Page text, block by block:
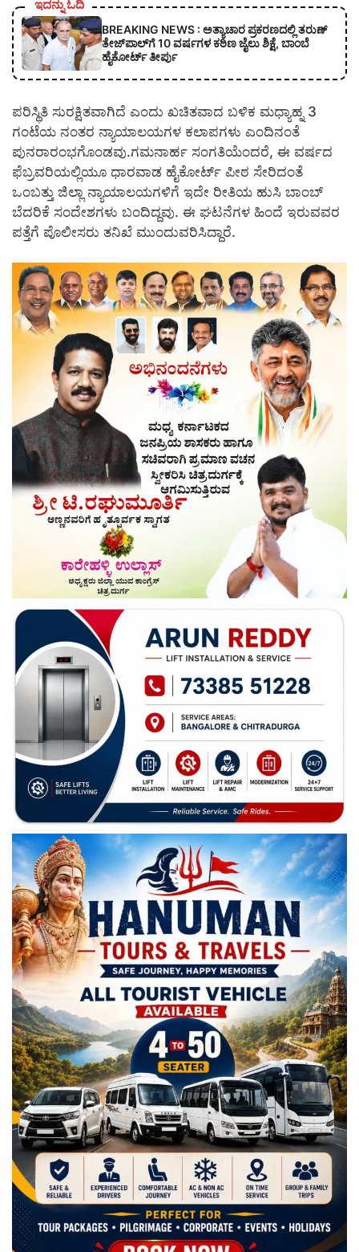
ಇದನ್ನು ಓದಿ
BREAKING NEWS : ಅತ್ಯಾಚಾರ ಪ್ರಕರಣದಲ್ಲಿ ತರುಣ್
ತೇಜ್‌ಪಾಲ್‌ಗೆ 10 ವರ್ಷಗಳ ಕಠಿಣ ಜೈಲು ಶಿಕ್ಷೆ, ಬಾಂಬೆ
ಹೈಕೋರ್ಟ್ ತೀರ್ಪು
ಪರಿಸ್ಥಿತಿ ಸುರಕ್ಷಿತವಾಗಿದೆ ಎಂದು ಖಚಿತವಾದ ಬಳಿಕ ಮಧ್ಯಾಹ್ನ 3
ಗಂಟೆಯ ನಂತರ ನ್ಯಾಯಾಲಯಗಳ ಕಲಾಪಗಳು ಎಂದಿನಂತೆ
ಪುನರಾರಂಭಗೊಂಡವು.ಗಮನಾರ್ಹ ಸಂಗತಿಯೆಂದರೆ, ಈ ವರ್ಷದ
ಫೆಬ್ರವರಿಯಲ್ಲಿಯೂ ಧಾರವಾಡ ಹೈಕೋರ್ಟ್ ಪೀಠ ಸೇರಿದಂತೆ
ಒಂಬತ್ತು ಜಿಲ್ಲಾ ನ್ಯಾಯಾಲಯಗಳಿಗೆ ಇದೇ ರೀತಿಯ ಹುಸಿ ಬಾಂಬ್
ಬೆದರಿಕೆ ಸಂದೇಶಗಳು ಬಂದಿದ್ದವು. ಈ ಘಟನೆಗಳ ಹಿಂದೆ ಇರುವವರ
ಪತ್ತೆಗೆ ಪೊಲೀಸರು ತನಿಖೆ ಮುಂದುವರಿಸಿದ್ದಾರೆ.